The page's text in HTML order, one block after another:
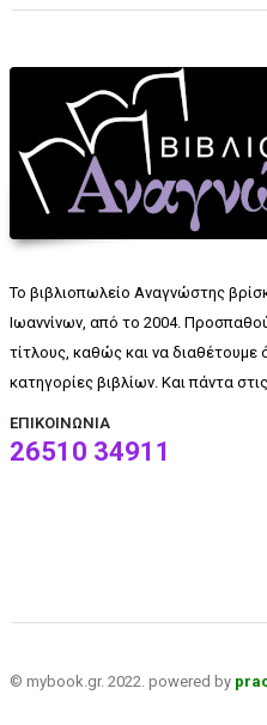
Το βιβλιοπωλείο Αναγνώστης
Ιωαννίνων, από το 2004.
τίτλους, καθώς και να
κατηγορίες βιβλίων. Και πάντα
ΕΠΙΚΟΙΝΩΝΊΑ
26510 34911
© mybook.gr. 2022. powered by